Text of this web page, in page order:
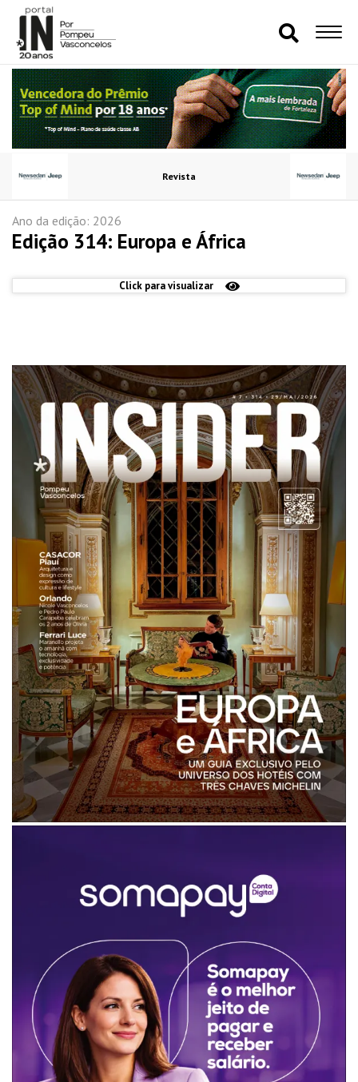
Revista
Ano da edição: 2026
Edição 314: Europa e África
Click para visualizar